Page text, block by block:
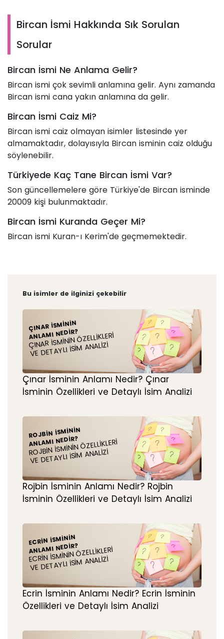
Bircan İsmi Hakkında Sık Sorulan
Sorular
Bircan İsmi Ne Anlama Gelir?
Bircan ismi çok sevimli anlamına gelir. Aynı zamanda
Bircan ismi cana yakın anlamına da gelir.
Bircan İsmi Caiz Mi?
Bircan ismi caiz olmayan isimler listesinde yer
almamaktadır, dolayısıyla Bircan isminin caiz olduğu
söylenebilir.
Türkiyede Kaç Tane Bircan İsmi Var?
Son güncellemelere göre Türkiye'de Bircan isminde
20009 kişi bulunmaktadır.
Bircan İsmi Kuranda Geçer Mi?
Bircan ismi Kuran-ı Kerim'de geçmemektedir.
Bu isimler de ilginizi çekebilir
ÇINAR İSMININ
ANLAMI NEDIR?
ÇINAR İSMININ ÖZELLIKLERI
VE DETAYLI İSIM ANALIZI
Çınar İsminin Anlamı Nedir? Çınar
İsminin Özellikleri ve Detaylı İsim Analizi
ROJBIN İSMININ
ANLAMI NEDIR?
ROJBIN İSMININ ÖZELLIKLERI
VE DETAYLI İSIM ANALIZI
Rojbin İsminin Anlamı Nedir? Rojbin
İsminin Özellikleri ve Detaylı İsim Analizi
ECRIN İSMININ
ANLAMI NEDIR?
ECRIN İSMININ ÖZELLIKLERI
VE DETAYLI İSIM ANALIZI
Ecrin İsminin Anlamı Nedir? Ecrin İsminin
Özellikleri ve Detaylı İsim Analizi